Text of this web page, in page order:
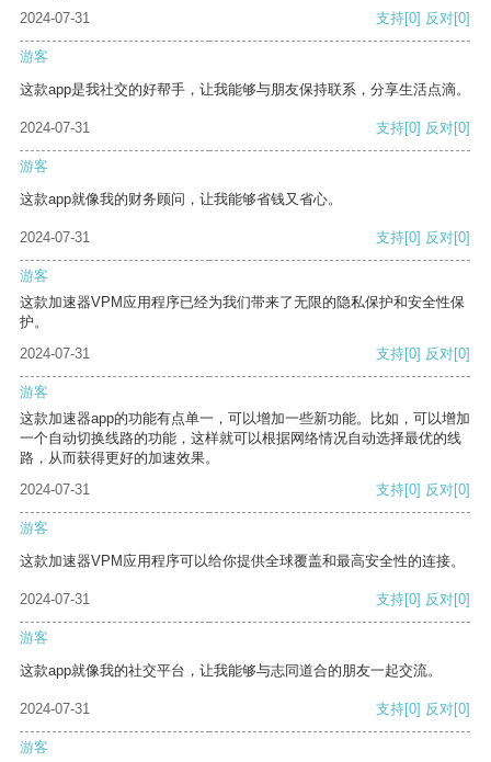
2024-07-31
支持[0] 反对[0]
游客
这款app是我社交的好帮手，让我能够与朋友保持联系，分享生活点滴。
2024-07-31 支持[0] 反对[0]
游客
这款app就像我的财务顾问，让我能够省钱又省心。
2024-07-31 支持[0] 反对[0]
游客
这款加速器VPM应用程序已经为我们带来了无限的隐私保护和安全性保
护。
2024-07-31
支持[0] 反对[0]
游客
这款加速器app的功能有点单一，可以增加一些新功能。比如，可以增加
一个自动切换线路的功能，这样就可以根据网络情况自动选择最优的线
路，从而获得更好的加速效果。
2024-07-31
支持[0] 反对[0]
游客
这款加速器VPM应用程序可以给你提供全球覆盖和最高安全性的连接。
2024-07-31 支持[0] 反对[0]
游客
这款app就像我的社交平台，让我能够与志同道合的朋友一起交流。
2024-07-31 支持[0] 反对[0]
游客